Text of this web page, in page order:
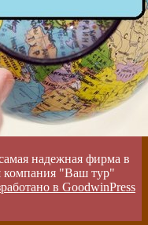
надежная фирма в
компания "Ваш тур"
в GoodwinPress